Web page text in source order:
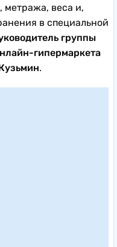
метража, веса и,
в специальной
группы
гипермаркета
.